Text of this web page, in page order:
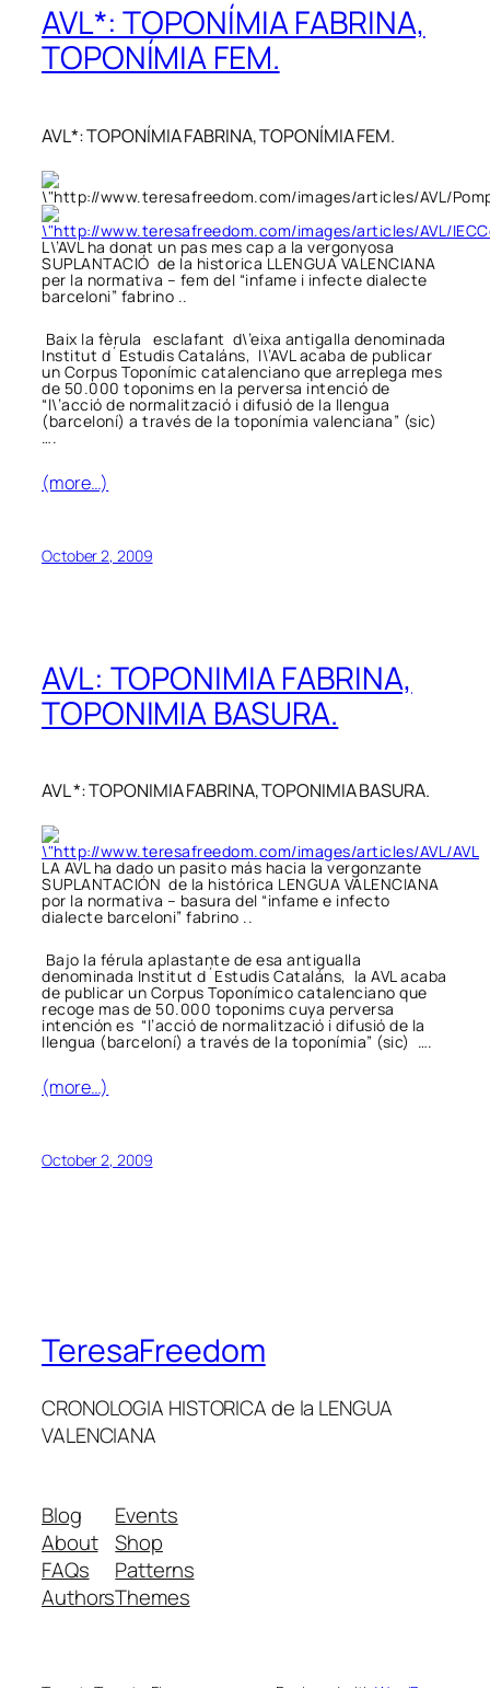
AVL*: TOPONÍMIA FABRINA,
TOPONÍMIA FEM.
AVL*: TOPONÍMIA FABRINA, TOPONÍMIA FEM.
L\’AVL ha donat un pas mes cap a la vergonyosa
SUPLANTACIÓ de la historica LLENGUA VALENCIANA
per la normativa – fem del “infame i infecte dialecte
barceloni” fabrino ..
Baix la fèrula esclafant d\’eixa antigalla denominada
Institut d´Estudis Cataláns, l\’AVL acaba de publicar
un Corpus Toponímic catalenciano que arreplega mes
de 50.000 toponims en la perversa intenció de
“l\’acció de normalització i difusió de la llengua
(barceloní) a través de la toponímia valenciana” (sic)
….
(more…)
October 2, 2009
AVL: TOPONIMIA FABRINA,
TOPONIMIA BASURA.
AVL *: TOPONIMIA FABRINA, TOPONIMIA BASURA.
LA AVL ha dado un pasito más hacia la vergonzante
SUPLANTACIÓN de la histórica LENGUA VALENCIANA
por la normativa – basura del “infame e infecto
dialecte barceloni” fabrino ..
Bajo la férula aplastante de esa antigualla
denominada Institut d´Estudis Cataláns, la AVL acaba
de publicar un Corpus Toponímico catalenciano que
recoge mas de 50.000 toponims cuya perversa
intención es “l’acció de normalització i difusió de la
llengua (barceloní) a través de la toponímia” (sic) ….
(more…)
October 2, 2009
TeresaFreedom
CRONOLOGIA HISTORICA de la LENGUA
VALENCIANA
Blog
About
FAQs
Authors
Events
Shop
Patterns
Themes